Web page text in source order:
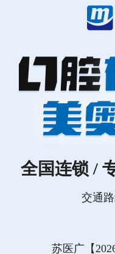
全国连锁 /
交通
苏医广【